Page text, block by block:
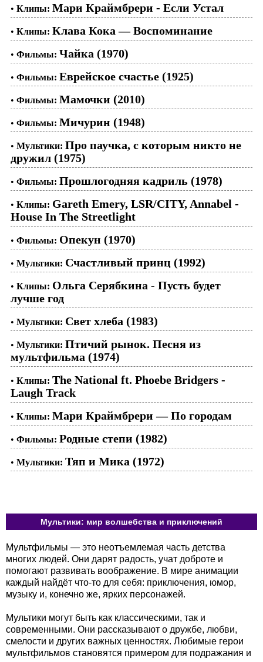
• Клипы: Мари Краймбрери - Если Устал
• Клипы: Клава Кока — Воспоминание
• Фильмы: Чайка (1970)
• Фильмы: Еврейское счастье (1925)
• Фильмы: Мамочки (2010)
• Фильмы: Мичурин (1948)
• Мультики: Про паучка, с которым никто не
дружил (1975)
• Фильмы: Прошлогодняя кадриль (1978)
• Клипы: Gareth Emery, LSR/CITY, Annabel -
House In The Streetlight
• Фильмы: Опекун (1970)
• Мультики: Счастливый принц (1992)
• Клипы: Ольга Серябкина - Пусть будет
лучше год
• Мультики: Свет хлеба (1983)
• Мультики: Птичий рынок. Песня из
мультфильма (1974)
• Клипы: The National ft. Phoebe Bridgers -
Laugh Track
• Клипы: Мари Краймбрери — По городам
• Фильмы: Родные степи (1982)
• Мультики: Тяп и Мика (1972)
Мультики: мир волшебства и приключений
Мультфильмы — это неотъемлемая часть детства
многих людей. Они дарят радость, учат доброте и
помогают развивать воображение. В мире анимации
каждый найдёт что-то для себя: приключения, юмор,
музыку и, конечно же, ярких персонажей.
Мультики могут быть как классическими, так и
современными. Они рассказывают о дружбе, любви,
смелости и других важных ценностях. Любимые герои
мультфильмов становятся примером для подражания и